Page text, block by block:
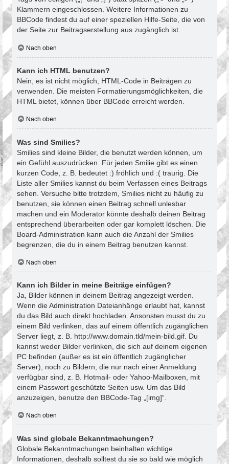
Klammern eingeschlossen. Weitere Informationen zu
BBCode findest du auf einer speziellen Hilfe-Seite, die von
der Seite zur Beitragserstellung aus zugänglich ist.
Nach oben
Kann ich HTML benutzen?
Nein, es ist nicht möglich, HTML-Code in Beiträgen zu
verwenden. Die meisten Formatierungsmöglichkeiten, die
HTML bietet, können über BBCode erreicht werden.
Nach oben
Was sind Smilies?
Smilies sind kleine Bilder, die benutzt werden können, um
ein Gefühl auszudrücken. Für jeden Smilie gibt es einen
kurzen Code, z. B. bedeutet :) fröhlich und :( traurig. Die
Liste aller Smilies kannst du beim Verfassen eines Beitrags
sehen. Versuche bitte trotzdem, Smilies nicht zu häufig zu
benutzen, sie können einen Beitrag schnell unlesbar
machen und ein Moderator könnte deshalb deinen Beitrag
entsprechend überarbeiten oder gar komplett löschen. Die
Board-Administration kann auch die Anzahl der Smilies
begrenzen, die du in einem Beitrag benutzen kannst.
Nach oben
Kann ich Bilder in meine Beiträge einfügen?
Ja, Bilder können in deinem Beitrag angezeigt werden.
Wenn die Administration Dateianhänge erlaubt hat, kannst
du das Bild auch direkt hochladen. Ansonsten musst du zu
einem Bild verlinken, das auf einem öffentlich zugänglichen
Server liegt, z. B. http://www.domain.tld/mein-bild.gif. Du
kannst weder Bilder verlinken, die sich auf deinem eigenen
PC befinden (außer es ist ein öffentlich zugänglicher
Server), noch zu Bildern, die nur nach einer Anmeldung
verfügbar sind, z. B. Hotmail- oder Yahoo-Mailboxen, mit
einem Passwort geschützte Seiten usw. Um das Bild
anzuzeigen, benutze den BBCode-Tag „[img]“.
Nach oben
Was sind globale Bekanntmachungen?
Globale Bekanntmachungen beinhalten wichtige
Informationen, deshalb solltest du sie so bald wie möglich